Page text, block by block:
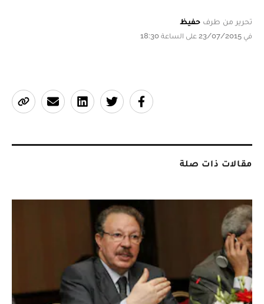
تحرير من طرف حفيظ
في 23/07/2015 على الساعة 18:30
مقالات ذات صلة